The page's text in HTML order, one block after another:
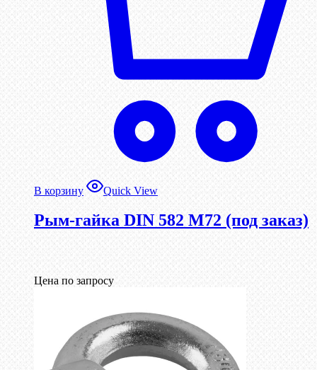
В корзину Quick View
Рым-гайка DIN 582 М72 (под заказ)
Цена по запросу